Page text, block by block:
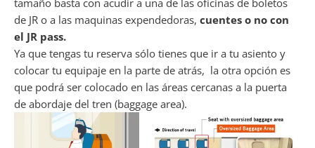
tamaño basta con acudir a una de las oficinas de boletos
de JR o a las maquinas expendedoras, cuentes o no con
el JR pass.
Ya que tengas tu reserva sólo tienes que ir a tu asiento y
colocar tu equipaje en la parte de atrás, la otra opción es
que podrá ser colocado en las áreas cercanas a la puerta
de abordaje del tren (baggage area).